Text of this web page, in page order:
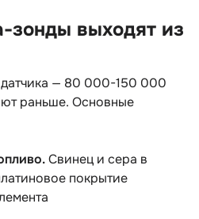
зонды выходят из
— 80 000-150 000
раньше. Основные
Свинец и сера
покрытие